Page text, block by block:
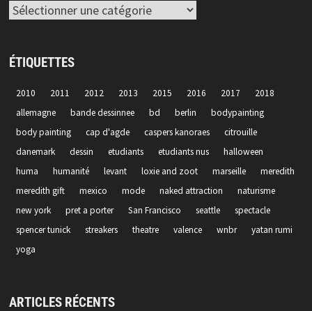
Catégories
ÉTIQUETTES
2010 2011 2012 2013 2015 2016 2017
2018
allemagne
bande dessinnee bd berlin
bodypainting
body painting
cap d'agde caspers kanoraes
citrouille
danemark
dessin etudiants etudiants nus
halloween
huma
humanité levant loxie and zoot marseille
meredith
meredith gift
mexico mode naked attraction
naturisme
new york
pret a porter San Francisco seattle
spectacle
spencer tunick
streakers theatre valence wnbr
yatan rumi
yoga
ARTICLES RÉCENTS